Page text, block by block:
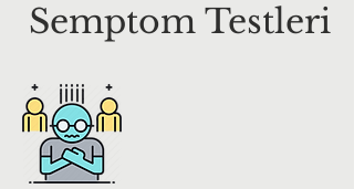
Semptom Testleri